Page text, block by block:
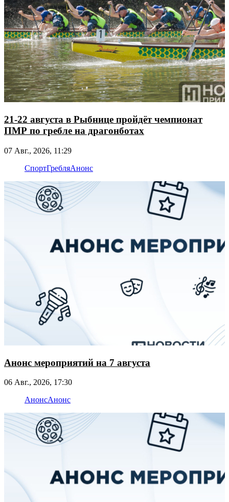
21-22 августа в Рыбнице пройдёт чемпионат
ПМР по гребле на драгонботах
07 Авг., 2026, 11:29
СпортГребляАнонс
Анонс мероприятий на 7 августа
06 Авг., 2026, 17:30
АнонсАнонс